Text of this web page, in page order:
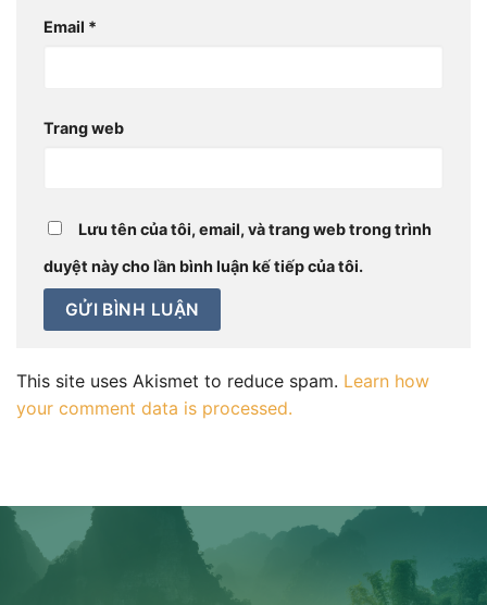
Email *
Trang web
Lưu tên của tôi, email, và trang web trong trình
duyệt này cho lần bình luận kế tiếp của tôi.
This site uses Akismet to reduce spam. Learn how
your comment data is processed.